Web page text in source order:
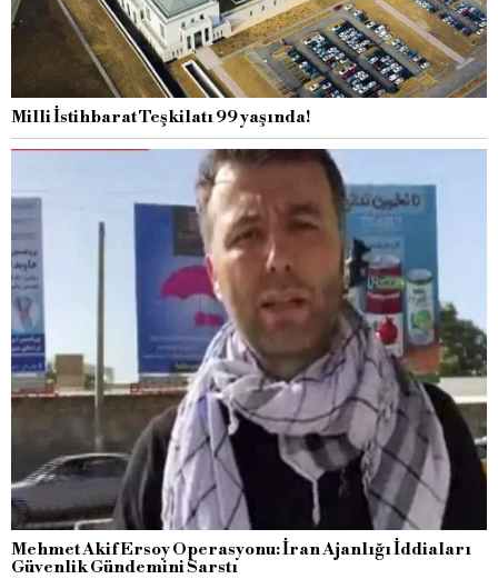
Milli İstihbarat Teşkilatı 99 yaşında!
Mehmet Akif Ersoy Operasyonu: İran Ajanlığı İddiaları
Güvenlik Gündemini Sarstı